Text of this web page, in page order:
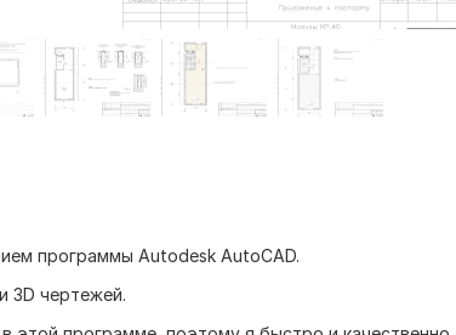
программы Autodesk AutoCAD.
3D чертежей.